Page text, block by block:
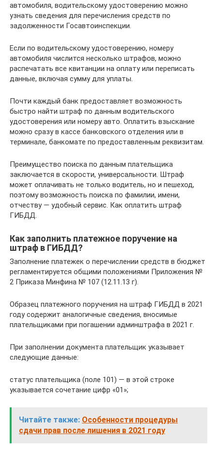
автомобиля, водительскому удостоверению можно
узнать сведения для перечисления средств по
задолженности Госавтоинспекции.
Если по водительскому удостоверению, номеру
автомобиля числится несколько штрафов, можно
распечатать все квитанции на оплату или переписать
данные, включая сумму для уплаты.
Почти каждый банк предоставляет возможность
быстро найти штраф по данным водительского
удостоверения или номеру авто. Оплатить взыскание
можно сразу в кассе банковского отделения или в
терминале, банкомате по предоставленным реквизитам.
Преимущество поиска по данным плательщика
заключается в скорости, универсальности. Штраф
может оплачивать не только водитель, но и пешеход,
поэтому возможность поиска по фамилии, имени,
отчеству — удобный сервис. Как оплатить штраф
ГИБДД.
Как заполнить платежное поручение на
штраф в ГИБДД?
Заполнение платежек о перечислении средств в бюджет
регламентируется общими положениями Приложения №
2 Приказа Минфина № 107 (12.11.13 г).
Образец платежного поручения на штраф ГИБДД в 2021
году содержит аналогичные сведения, вносимые
плательщиками при погашении админштрафа в 2021 г.
При заполнении документа плательщик указывает
следующие данные:
статус плательщика (поле 101) — в этой строке
указывается сочетание цифр «01»;
Читайте также: Особенности процедуры
сдачи прав после лишения в 2021 году